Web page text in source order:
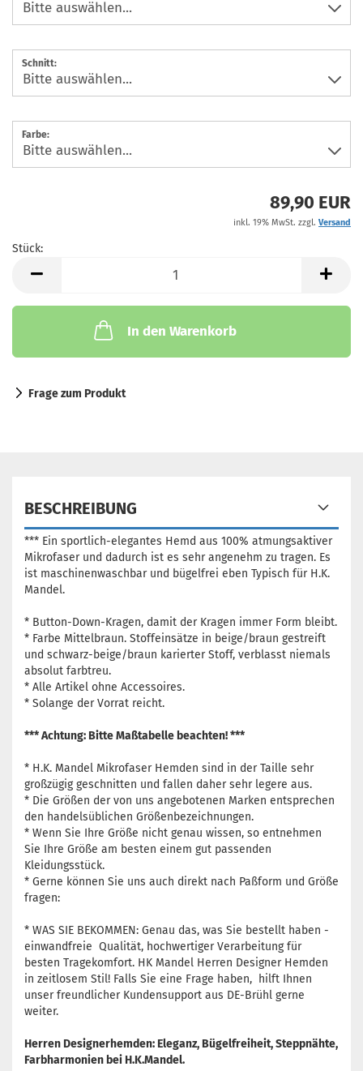
Schnitt:
Farbe:
89,90 EUR
inkl. 19% MwSt. zzgl. Versand
Stück:
In den Warenkorb
Frage zum Produkt
BESCHREIBUNG
*** Ein sportlich-elegantes Hemd aus 100% atmungsaktiver
Mikrofaser und dadurch ist es sehr angenehm zu tragen. Es
ist maschinenwaschbar und bügelfrei eben Typisch für H.K.
Mandel.
* Button-Down-Kragen, damit der Kragen immer Form bleibt.
* Farbe Mittelbraun. Stoffeinsätze in beige/braun gestreift
und schwarz-beige/braun karierter Stoff, verblasst niemals
absolut farbtreu.
* Alle Artikel ohne Accessoires.
* Solange der Vorrat reicht.
*** Achtung: Bitte Maßtabelle beachten! ***
* H.K. Mandel Mikrofaser Hemden sind in der Taille sehr
großzügig geschnitten und fallen daher sehr legere aus.
* Die Größen der von uns angebotenen Marken entsprechen
den handelsüblichen Größenbezeichnungen.
* Wenn Sie Ihre Größe nicht genau wissen, so entnehmen
Sie Ihre Größe am besten einem gut passenden
Kleidungsstück.
* Gerne können Sie uns auch direkt nach Paßform und Größe
fragen:
* WAS SIE BEKOMMEN: Genau das, was Sie bestellt haben -
einwandfreie Qualität, hochwertiger Verarbeitung für
besten Tragekomfort. HK Mandel Herren Designer Hemden
in zeitlosem Stil! Falls Sie eine Frage haben, hilft Ihnen
unser freundlicher Kundensupport aus DE-Brühl gerne
weiter.
Herren Designerhemden: Eleganz, Bügelfreiheit, Steppnähte,
Farbharmonien bei H.K.Mandel.